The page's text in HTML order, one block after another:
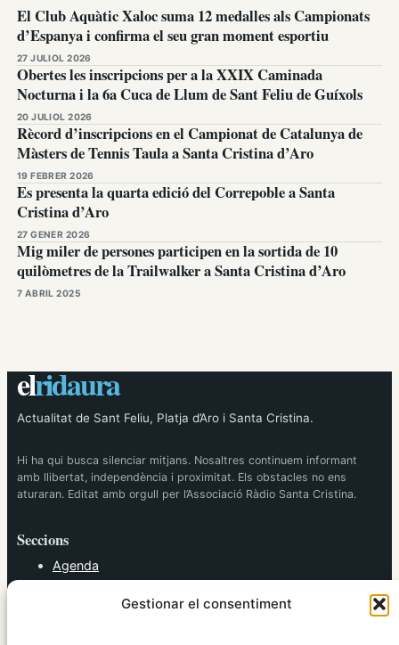
Gestionar el consentiment
El Club Aquàtic Xaloc suma 12 medalles als Campionats
d’Espanya i confirma el seu gran moment esportiu
27 JULIOL 2026
Obertes les inscripcions per a la XXIX Caminada
Nocturna i la 6a Cuca de Llum de Sant Feliu de Guíxols
20 JULIOL 2026
Rècord d’inscripcions en el Campionat de Catalunya de
Màsters de Tennis Taula a Santa Cristina d’Aro
19 FEBRER 2026
Es presenta la quarta edició del Correpoble a Santa
Cristina d’Aro
27 GENER 2026
Mig miler de persones participen en la sortida de 10
quilòmetres de la Trailwalker a Santa Cristina d’Aro
7 ABRIL 2025
elridaura
Actualitat de Sant Feliu, Platja d’Aro i Santa Cristina.
Hi ha qui busca silenciar mitjans. Nosaltres continuem informant
amb llibertat, independència i proximitat. Els obstacles no ens
aturaran. Editat amb orgull per l’Associació Ràdio Santa Cristina.
Seccions
Agenda